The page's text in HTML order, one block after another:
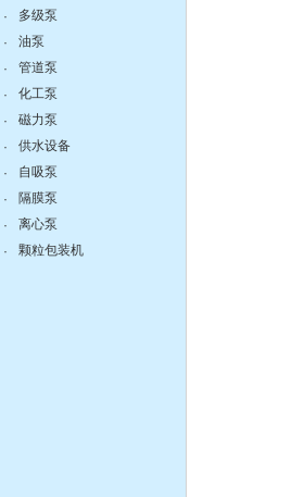
zX防爆无堵塞自吸泵
DBY304不锈钢电动隔膜泵
·
多级泵
·
油泵
·
管道泵
·
化工泵
·
磁力泵
·
供水设备
·
自吸泵
·
隔膜泵
·
离心泵
·
颗粒包装机